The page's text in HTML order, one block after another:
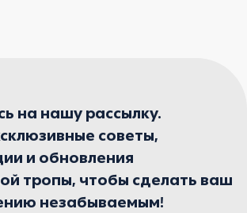
на нашу рассылку.
советы,
и обновления
тропы, чтобы сделать ваш
незабываемым!